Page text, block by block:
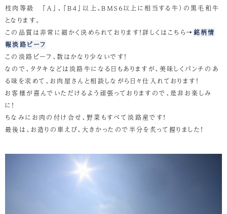
枝肉等級 「Ａ」、「Ｂ４」以上、ＢＭＳ６以上に相当する牛）の黒毛和牛
となります。
この品質は非常に細かく決められております！詳しくはこちら→銘柄情
報淡路ビーフ
この淡路ビーフ、数はかなり少ないです！
なので、タタキなどは淡路牛になる日もありますが、美味しくパンチのあ
る味を求めて、お肉屋さんと相談しながら日々仕入れております！
お客様が喜んでいただけるよう頑張っておりますので、是非お楽しみ
に！
ちなみにお肉の付け合せ、野菜もすべて淡路産です！
最後は、お造りの車えび、大きかったので半分を炙って握りました！